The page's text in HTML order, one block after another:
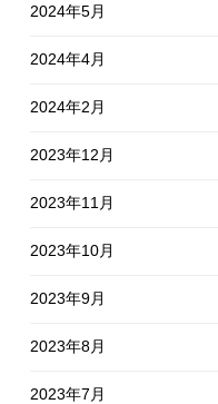
2024年5月
2024年4月
2024年2月
2023年12月
2023年11月
2023年10月
2023年9月
2023年8月
2023年7月